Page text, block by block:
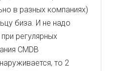
в разных компаниях)
биза. И не надо
регулярных
CMDB
то 2